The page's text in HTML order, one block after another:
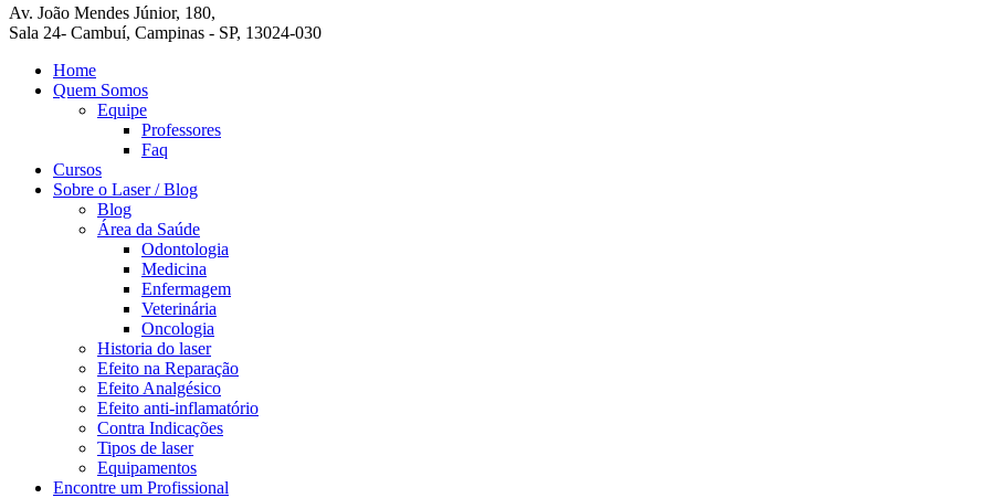
Av. João Mendes Júnior, 180,
Sala 24- Cambuí, Campinas - SP, 13024-030
Home
Quem Somos
Equipe
Professores
Faq
Cursos
Sobre o Laser / Blog
Blog
Área da Saúde
Odontologia
Medicina
Enfermagem
Veterinária
Oncologia
Historia do laser
Efeito na Reparação
Efeito Analgésico
Efeito anti-inflamatório
Contra Indicações
Tipos de laser
Equipamentos
Encontre um Profissional